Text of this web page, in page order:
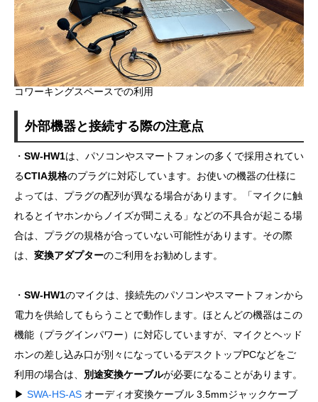
コワーキングスペースでの利用
外部機器と接続する際の注意点
・ SW-HW1は、パソコンやスマートフォンの多くで採用されてい
るCTIA規格のプラグに対応しています。お使いの機器の仕様に
よっては、プラグの配列が異なる場合があります。「マイクに触
れるとイヤホンからノイズが聞こえる」などの不具合が起こる場
合は、プラグの規格が合っていない可能性があります。その際
は、 変換アダプターのご利用をお勧めします。
・ SW-HW1のマイクは、接続先のパソコンやスマートフォンから
電力を供給してもらうことで動作します。ほとんどの機器はこの
機能（プラグインパワー）に対応していますが、マイクとヘッド
ホンの差し込み口が別々になっているデスクトップPCなどをご
利用の場合は、 別途変換ケーブルが必要になることがあります。
▶ SWA-HS-AS オーディオ変換ケーブル 3.5mmジャックケーブ